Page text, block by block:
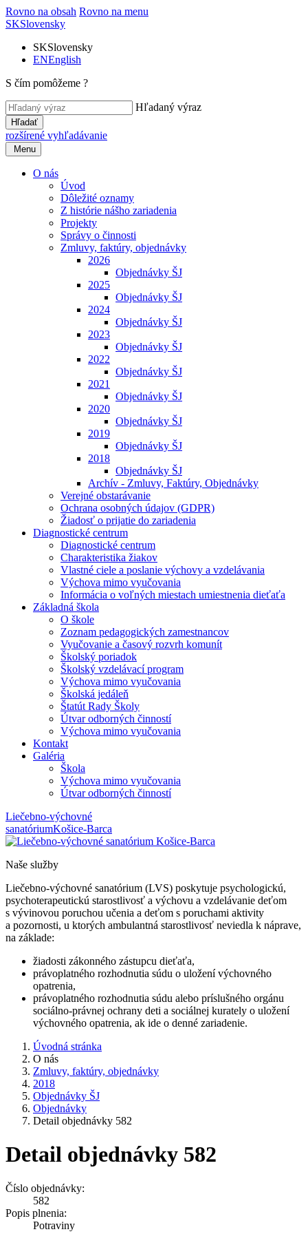
Rovno na obsah Rovno na menu
SKSlovensky
SKSlovensky
ENEnglish
S čím pomôžeme ?
Hľadaný výraz
Hľadať
rozšírené vyhľadávanie
Menu
O nás
Úvod
Dôležité oznamy
Z histórie nášho zariadenia
Projekty
Správy o činnosti
Zmluvy, faktúry, objednávky
2026
Objednávky ŠJ
2025
Objednávky ŠJ
2024
Objednávky ŠJ
2023
Objednávky ŠJ
2022
Objednávky ŠJ
2021
Objednávky ŠJ
2020
Objednávky ŠJ
2019
Objednávky ŠJ
2018
Objednávky ŠJ
Archív - Zmluvy, Faktúry, Objednávky
Verejné obstarávanie
Ochrana osobných údajov (GDPR)
Žiadosť o prijatie do zariadenia
Diagnostické centrum
Diagnostické centrum
Charakteristika žiakov
Vlastné ciele a poslanie výchovy a vzdelávania
Výchova mimo vyučovania
Informácia o voľných miestach umiestnenia dieťaťa
Základná škola
O škole
Zoznam pedagogických zamestnancov
Vyučovanie a časový rozvrh komunít
Školský poriadok
Školský vzdelávací program
Výchova mimo vyučovania
Školská jedáleň
Štatút Rady Školy
Útvar odborných činností
Výchova mimo vyučovania
Kontakt
Galéria
Škola
Výchova mimo vyučovania
Útvar odborných činností
Liečebno-výchovné
sanatóriumKošice-Barca
Naše služby
Liečebno-výchovné sanatórium (LVS) poskytuje psychologickú,
psychoterapeutickú starostlivosť a výchovu a vzdelávanie deťom
s vývinovou poruchou učenia a deťom s poruchami aktivity
a pozornosti, u ktorých ambulantná starostlivosť neviedla k náprave,
na základe:
žiadosti zákonného zástupcu dieťaťa,
právoplatného rozhodnutia súdu o uložení výchovného
opatrenia,
právoplatného rozhodnutia súdu alebo príslušného orgánu
sociálno-právnej ochrany deti a sociálnej kurately o uložení
výchovného opatrenia, ak ide o denné zariadenie.
Úvodná stránka
O nás
Zmluvy, faktúry, objednávky
2018
Objednávky ŠJ
Objednávky
Detail objednávky 582
Detail objednávky 582
Číslo objednávky:
582
Popis plnenia:
Potraviny